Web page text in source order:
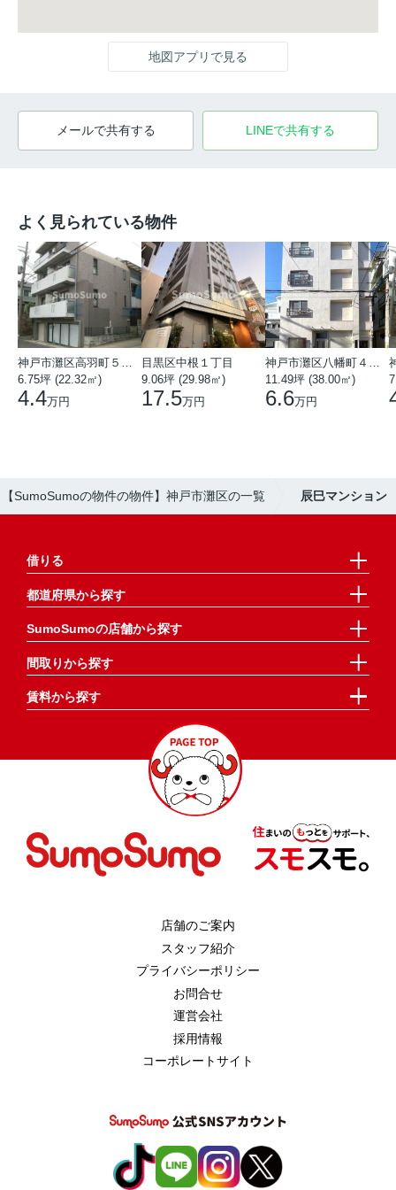
地図アプリで見る
メールで共有する LINEで共有する
よく見られている物件
6.75坪 (22.32㎡)
4.4万円
目黒区中根１丁目
9.06坪 (29.98㎡)
17.5万円
11.49坪 (38.00㎡)
6.6万円
【SumoSumoの物件の物件】神戸市灘区の一覧 辰巳マンション
借りる
都道府県から探す
SumoSumoの店舗から探す
間取りから探す
賃料から探す
店舗のご案内
スタッフ紹介
プライバシーポリシー
お問合せ
運営会社
採用情報
コーポレートサイト